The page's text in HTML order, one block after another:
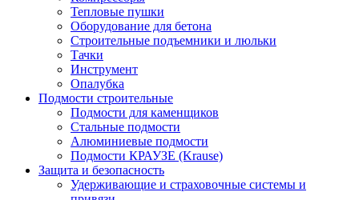
Тепловые пушки
Оборудование для бетона
Строительные подъемники и люльки
Тачки
Инструмент
Опалубка
Подмости строительные
Подмости для каменщиков
Стальные подмости
Алюминиевые подмости
Подмости КРАУЗЕ (Krause)
Защита и безопасность
Удерживающие и страховочные системы и